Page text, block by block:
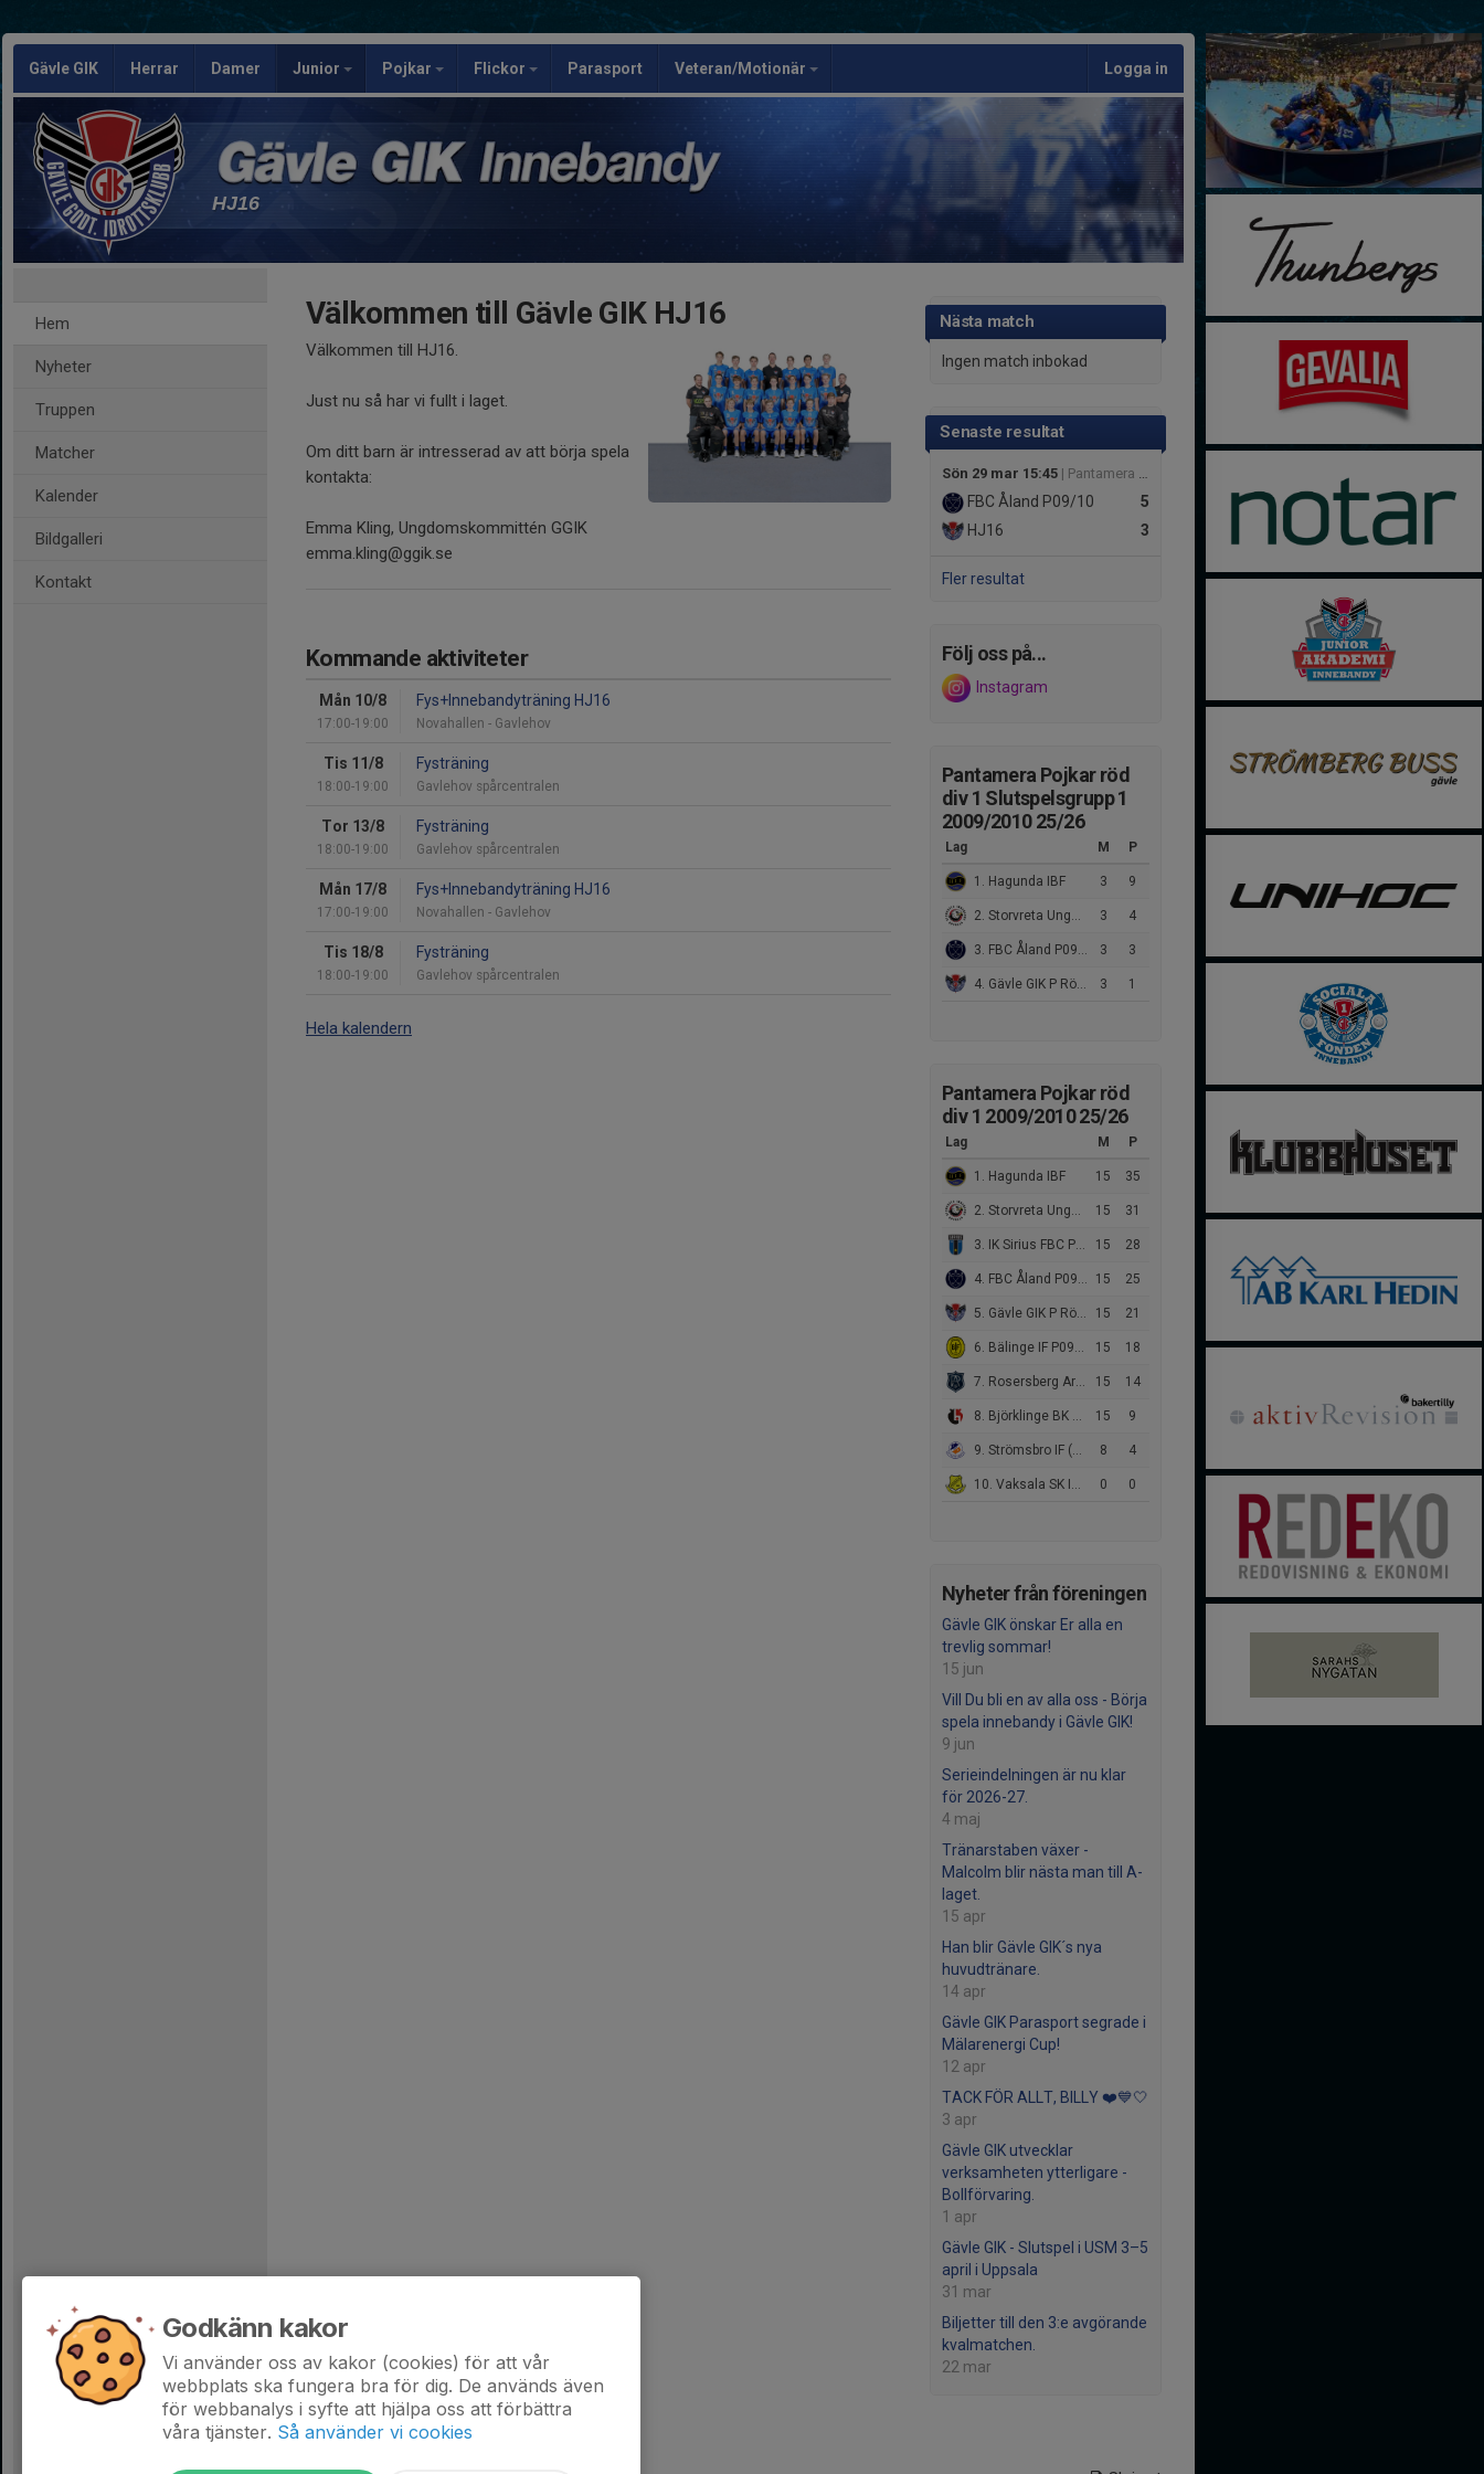
Gävle GIK Herrar Damer Junior Pojkar Flickor Parasport Veteran/Motionär Logga in
HJ16
Hem
Nyheter
Truppen
Matcher
Kalender
Bildgalleri
Kontakt
Nästa match
Ingen match inbokad
Senaste resultat
Sön 29 mar 15:45 | Pantamera Pojkar röd div 1 Slutspelsgrupp 1 2009/2010
5
FBC Åland P09/10
3
HJ16
Fler resultat
Följ oss på...
Instagram
Pantamera Pojkar röd
div 1 Slutspelsgrupp 1
2009/2010 25/26
Lag M P
1. Hagunda IBF 3 9
2. Storvreta Ungdom IBK P10. 3 4
3. FBC Åland P09/10 3 3
4. Gävle GIK P Röd div 1 3 1
Pantamera Pojkar röd
div 1 2009/2010 25/26
Lag M P
1. Hagunda IBF 15 35
2. Storvreta Ungdom IBK P10. 15 31
3. IK Sirius FBC P10/11 (ej slutspel) 15 28
4. FBC Åland P09/10 15 25
5. Gävle GIK P Röd div 1 15 21
6. Bälinge IF P09/10 15 18
7. Rosersberg Arlanda IBK P10/11 15 14
8. Björklinge BK P09 15 9
9. Strömsbro IF (ej slutspel) 8 4
10. Vaksala SK IBK P10 0 0
Nyheter från föreningen
Gävle GIK önskar Er alla en
trevlig sommar!
15 jun
Vill Du bli en av alla oss - Börja
spela innebandy i Gävle GIK!
9 jun
Serieindelningen är nu klar
för 2026-27.
4 maj
Tränarstaben växer -
Malcolm blir nästa man till A-
laget.
15 apr
Han blir Gävle GIK´s nya
huvudtränare.
14 apr
Gävle GIK Parasport segrade i
Mälarenergi Cup!
12 apr
TACK FÖR ALLT, BILLY ❤️💙🤍
3 apr
Gävle GIK utvecklar
verksamheten ytterligare -
Bollförvaring.
1 apr
Gävle GIK - Slutspel i USM 3–5
april i Uppsala
31 mar
Biljetter till den 3:e avgörande
kvalmatchen.
22 mar
Välkommen till Gävle GIK HJ16
Välkommen till HJ16.
Just nu så har vi fullt i laget.
Om ditt barn är intresserad av att börja spela
kontakta:
Emma Kling, Ungdomskommittén GGIK
emma.kling@ggik.se
Kommande aktiviteter
Mån 10/8
17:00-19:00
Fys+Innebandyträning HJ16
Novahallen - Gavlehov
Tis 11/8
18:00-19:00
Fysträning
Gavlehov spårcentralen
Tor 13/8
18:00-19:00
Fysträning
Gavlehov spårcentralen
Mån 17/8
17:00-19:00
Fys+Innebandyträning HJ16
Novahallen - Gavlehov
Tis 18/8
18:00-19:00
Fysträning
Gavlehov spårcentralen
Hela kalendern
Godkänn kakor
Vi använder oss av kakor (cookies) för att vår
webbplats ska fungera bra för dig. De används även
för webbanalys i syfte att hjälpa oss att förbättra
våra tjänster. Så använder vi cookies